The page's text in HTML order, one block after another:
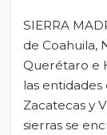
SIERRA
de Coahuila,
Querétaro e
las entidades
Zacatecas y
sierras se